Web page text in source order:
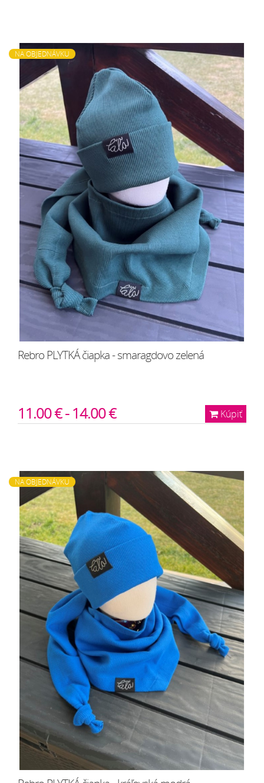
NA OBJEDNÁVKU
Rebro PLYTKÁ čiapka - smaragdovo zelená
Kúpiť
11.00 € - 14.00 €
NA OBJEDNÁVKU